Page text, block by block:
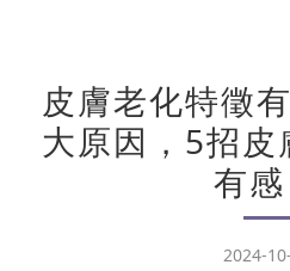
皮膚老化特徵
大原因，5招皮
有感
2024-